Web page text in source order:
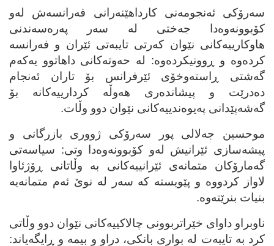
سه‌رۆکی ئه‌نجومه‌نی کارداهێنه‌رانی فه‌رانسه‌ش له‌و
کۆبوونه‌وه‌دا جه‌ختی له‌ سه‌ر په‌ره‌سه‌ندنی
هاوکارییه‌کانی نێوان که‌رتی تایبه‌تی ئێران و فه‌رانسه‌
کرده‌وه‌ و ڕوونیکرده‌وه‌: له‌ حه‌وته‌کانی داهاتوو یه‌که‌م
گه‌شتی ڕاسته‌وخۆی ئێرفرانس بۆ تاران ئه‌نجام
ده‌درێت و پیشانده‌ری هه‌وڵه‌ کردارییه‌کانه‌ بۆ
گه‌شه‌پێدانی په‌یوه‌ندییه‌کانی نێوان دوو وڵات.
موحسین جه‌لالی پور سه‌رۆکی ژووری بازرگانی و
پیشه‌سازی ئێرانیش له‌و کۆبوونه‌وه‌دا وتی: سیاسه‌تی
گه‌مارۆکان متمانه‌ی ئێرانییه‌کانی به‌ وڵاتانی ڕۆژئاوا
لاواز کردووه‌ و پێویسته‌ که‌ سه‌ر له‌ نوێ ئه‌م متمانه‌یه‌
بنیات بنرێته‌وه‌.
ناوبراو داوای خێراتربوونی چالاکییه‌کانی نێوان دوو وڵاتی
کرد به‌ تایبه‌ت له‌ بواری بانکی، دراو و بیمه‌ و ڕایگه‌یاند: